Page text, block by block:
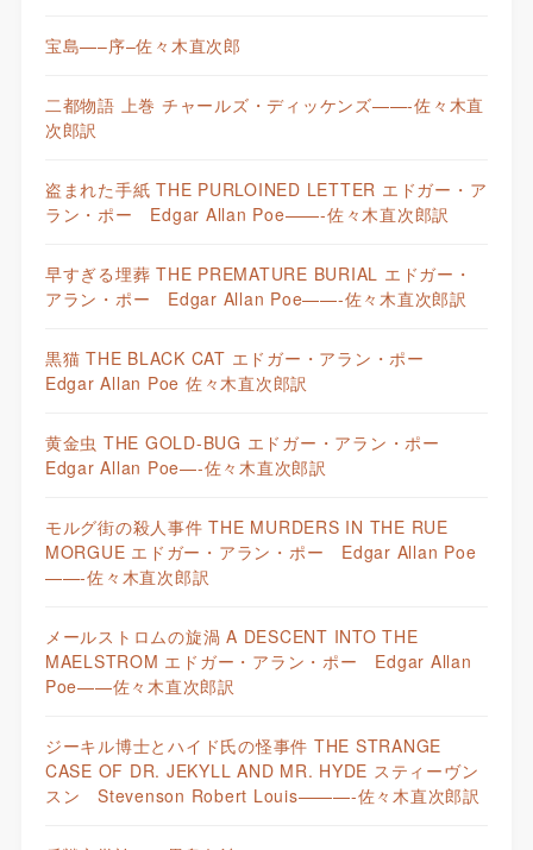
宝島—–序–佐々木直次郎
二都物語 上巻 チャールズ・ディッケンズ——-佐々木直
次郎訳
盗まれた手紙 THE PURLOINED LETTER エドガー・ア
ラン・ポー Edgar Allan Poe——-佐々木直次郎訳
早すぎる埋葬 THE PREMATURE BURIAL エドガー・
アラン・ポー Edgar Allan Poe——-佐々木直次郎訳
黒猫 THE BLACK CAT エドガー・アラン・ポー
Edgar Allan Poe 佐々木直次郎訳
黄金虫 THE GOLD-BUG エドガー・アラン・ポー
Edgar Allan Poe—-佐々木直次郎訳
モルグ街の殺人事件 THE MURDERS IN THE RUE
MORGUE エドガー・アラン・ポー Edgar Allan Poe
——-佐々木直次郎訳
メールストロムの旋渦 A DESCENT INTO THE
MAELSTROM エドガー・アラン・ポー Edgar Allan
Poe——佐々木直次郎訳
ジーキル博士とハイド氏の怪事件 THE STRANGE
CASE OF DR. JEKYLL AND MR. HYDE スティーヴン
スン Stevenson Robert Louis———-佐々木直次郎訳